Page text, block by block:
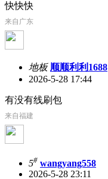
快快快
来自广东
地板 顺顺利利1688
2026-5-28 17:44
有没有线刷包
来自福建
5# wangyang558
2026-5-28 23:11